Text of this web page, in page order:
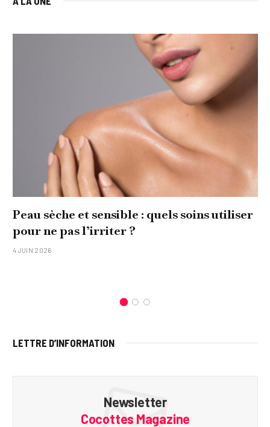
Peau sèche et sensible : quels soins utiliser
pour ne pas l’irriter ?
4 JUIN 2026
LETTRE D’INFORMATION
Newsletter
Cocottes Magazine